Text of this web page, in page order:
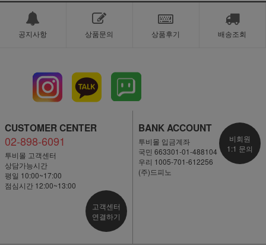
공지사항 상품문의 상품후기 배송조회
CUSTOMER CENTER
02-898-6091
투비몰 고객센터
상담가능시간
평일 10:00~17:00
점심시간 12:00~13:00
고객센터
연결하기
BANK ACCOUNT
투비몰 입금계좌
국민 663301-01-488104
우리 1005-701-612256
(주)드피노
비회원
1:1 문의